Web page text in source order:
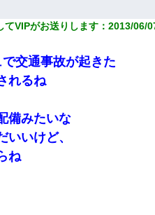
てVIPがお送りします ：2013/06/
交通事故が起きた
れるね
備みたいな
いいけど、
ね